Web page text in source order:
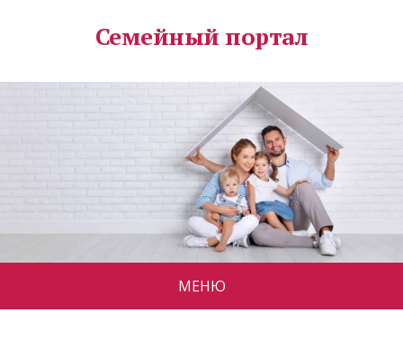
Семейный портал
МЕНЮ